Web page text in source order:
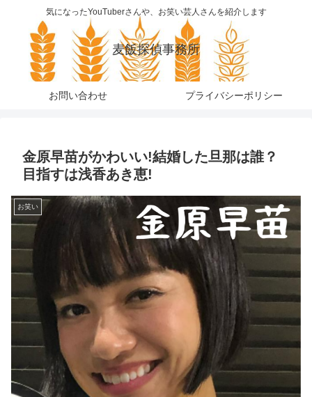
気になったYouTuberさんや、お笑い芸人さんを紹介します
麦飯探偵事務所
お問い合わせ プライバシーポリシー
金原早苗がかわいい!結婚した旦那は誰？
目指すは浅香あき恵!
お笑い